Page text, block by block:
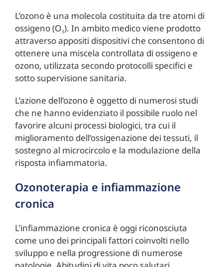
L’ozono è una molecola costituita da tre atomi di
ossigeno (O₃). In ambito medico viene prodotto
attraverso appositi dispositivi che consentono di
ottenere una miscela controllata di ossigeno e
ozono, utilizzata secondo protocolli specifici e
sotto supervisione sanitaria.
L’azione dell’ozono è oggetto di numerosi studi
che ne hanno evidenziato il possibile ruolo nel
favorire alcuni processi biologici, tra cui il
miglioramento dell’ossigenazione dei tessuti, il
sostegno al microcircolo e la modulazione della
risposta infiammatoria.
Ozonoterapia e infiammazione
cronica
L’infiammazione cronica è oggi riconosciuta
come uno dei principali fattori coinvolti nello
sviluppo e nella progressione di numerose